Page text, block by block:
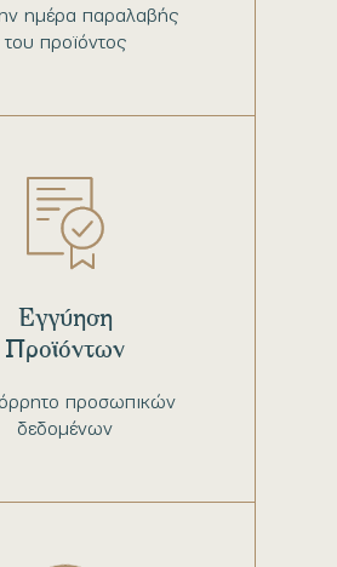
ημέρα παραλαβής
του προϊόντος
προσωπικών
δεδομένων
Εγγύηση
Προϊόντων